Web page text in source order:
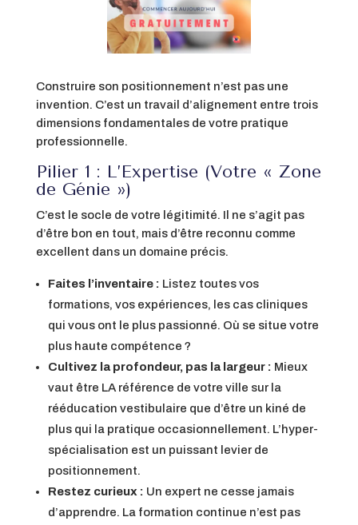
Construire son positionnement n’est pas une
invention. C’est un travail d’alignement entre trois
dimensions fondamentales de votre pratique
professionnelle.
Pilier 1 : L’Expertise (Votre « Zone
de Génie »)
C’est le socle de votre légitimité. Il ne s’agit pas
d’être bon en tout, mais d’être reconnu comme
excellent dans un domaine précis.
Faites l’inventaire : Listez toutes vos
formations, vos expériences, les cas cliniques
qui vous ont le plus passionné. Où se situe votre
plus haute compétence ?
Cultivez la profondeur, pas la largeur : Mieux
vaut être LA référence de votre ville sur la
rééducation vestibulaire que d’être un kiné de
plus qui la pratique occasionnellement. L’hyper-
spécialisation est un puissant levier de
positionnement.
Restez curieux : Un expert ne cesse jamais
d’apprendre. La formation continue n’est pas